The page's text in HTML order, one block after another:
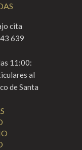
cita
639
11:00:
al
de Santa